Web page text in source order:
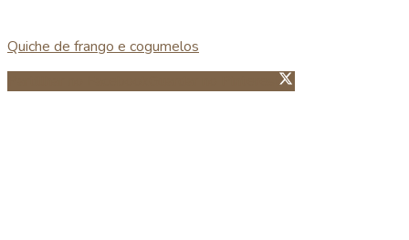
Quiche de frango e cogumelos
Guardar no Pinterest